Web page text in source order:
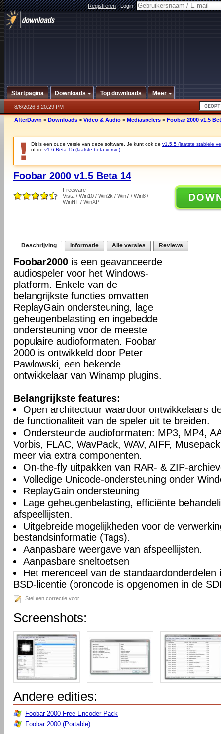
Registreren|Login:
Startpagina Downloads Top downloads Meer
8/6/2026 6:20:29 PM
AfterDawn > Downloads > Video & Audio > Mediaspelers > Foobar 2000 v1.5
Dit is een oude versie van deze software. Je kunt ook de v1.5.5 (laatste stabiele
of de v1.6 Beta 15 (laatste beta versie)
Foobar 2000 v1.5 Beta 14
Freeware
Vista / Win10 / Win2k / Win7 / Win8 /
WinNT / WinXP
Beschrijving Informatie Alle versies Reviews
Foobar2000 is een geavanceerde
audiospeler voor het Windows-
platform. Enkele van de
belangrijkste functies omvatten
ReplayGain ondersteuning, lage
geheugenbelasting en ingebedde
ondersteuning voor de meeste
populaire audioformaten. Foobar
2000 is ontwikkeld door Peter
Pawlowski, een bekende
ontwikkelaar van Winamp plugins.
Belangrijkste features:
Open architectuur waardoor ontwikkelaars
de functionaliteit van de speler uit te breiden.
Ondersteunde audioformaten: MP3, MP4,
Vorbis, FLAC, WavPack, WAV, AIFF,
meer via extra componenten.
On-the-fly uitpakken van RAR- & ZIP-
Volledige Unicode-ondersteuning onder
ReplayGain ondersteuning
Lage geheugenbelasting, efficiënte
afspeellijsten.
Uitgebreide mogelijkheden voor de
bestandsinformatie (Tags).
Aanpasbare weergave van afspeellijsten.
Aanpasbare sneltoetsen
Het merendeel van de standaardonderdelen
BSD-licentie (broncode is opgenomen in de
Stel een correctie voor
Screenshots:
Andere edities:
Foobar 2000 Free Encoder Pack
Foobar 2000 (Portable)